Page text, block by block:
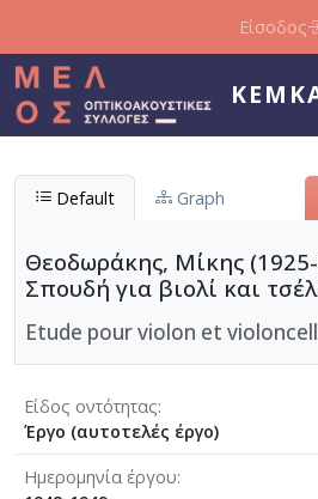
Είσοδος
Default Graph
Θεοδωράκης, Μίκης
Σπουδή για βιολί και
Etude pour violon et
Είδος οντότητας
Έργο (αυτοτελές έργο)
Ημερομηνία έργου